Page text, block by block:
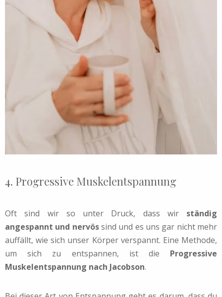
4. Progressive Muskelentspannung
Oft sind wir so unter Druck, dass wir ständig
angespannt und nervössind und es uns gar nicht mehr
auffällt, wie sich unser Körper verspannt. Eine Methode,
um sich zu entspannen, ist die Progressive
Muskelentspannung nach Jacobson.